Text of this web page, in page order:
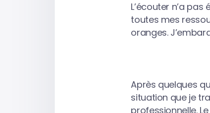
L’écouter n’a
toutes mes
oranges.
Après quelques
situation que je
professionnelle.